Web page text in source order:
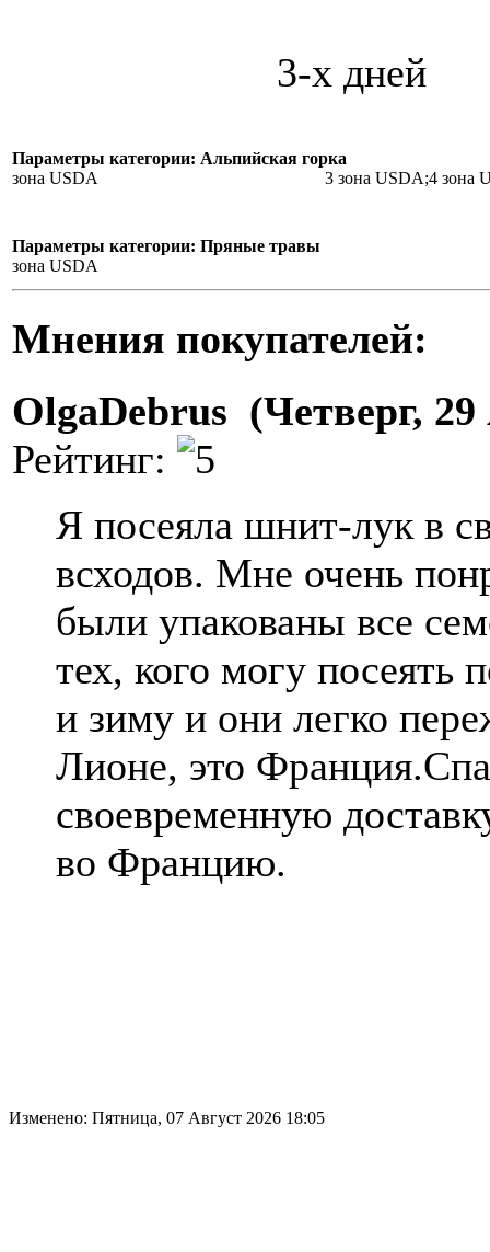
3-х дней
Параметры категории: Альпийская горка
зона USDA
3 зона USDA;4 зона
Параметры категории: Пряные травы
зона USDA
Мнения покупателей:
OlgaDebrus (Четверг, 29
Рейтинг:
Я посеяла шнит-лук в
всходов. Мне очень
были упакованы все
тех, кого могу посеять
и зиму и они легко
Лионе, это
своевременную
во Францию.
Изменено: Пятница, 07 Август 2026 18:05